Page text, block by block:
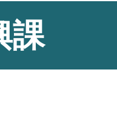
課